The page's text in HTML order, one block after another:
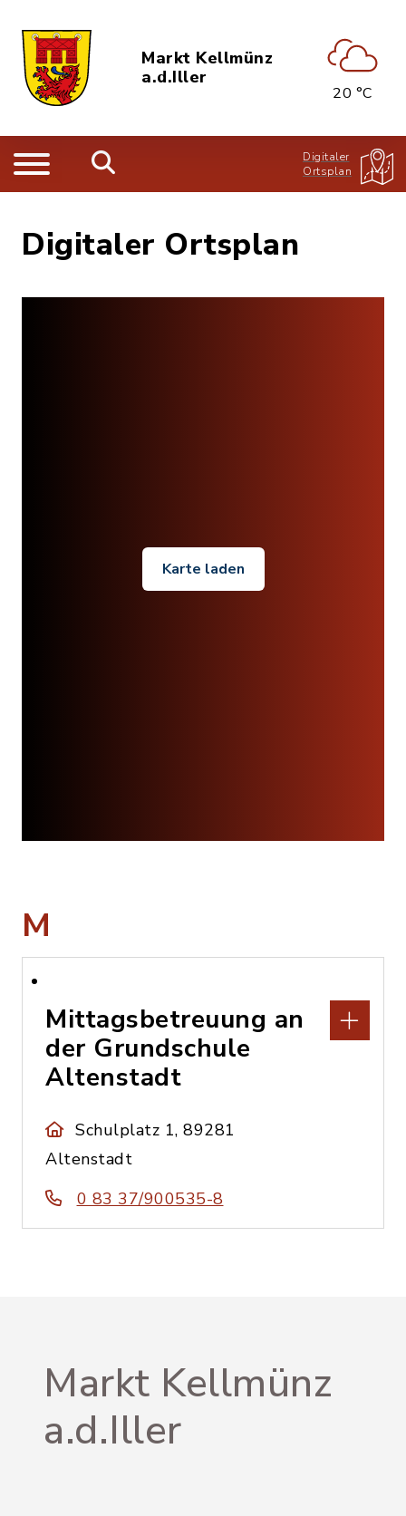
Markt Kellmünz
a.d.Iller
20 °C
Digitaler
Ortsplan
Digitaler Ortsplan
Karte laden
M
Mittagsbetreuung an
der Grundschule
Altenstadt
Schulplatz 1, 89281
Altenstadt
0 83 37/900535-8
Markt Kellmünz
a.d.Iller